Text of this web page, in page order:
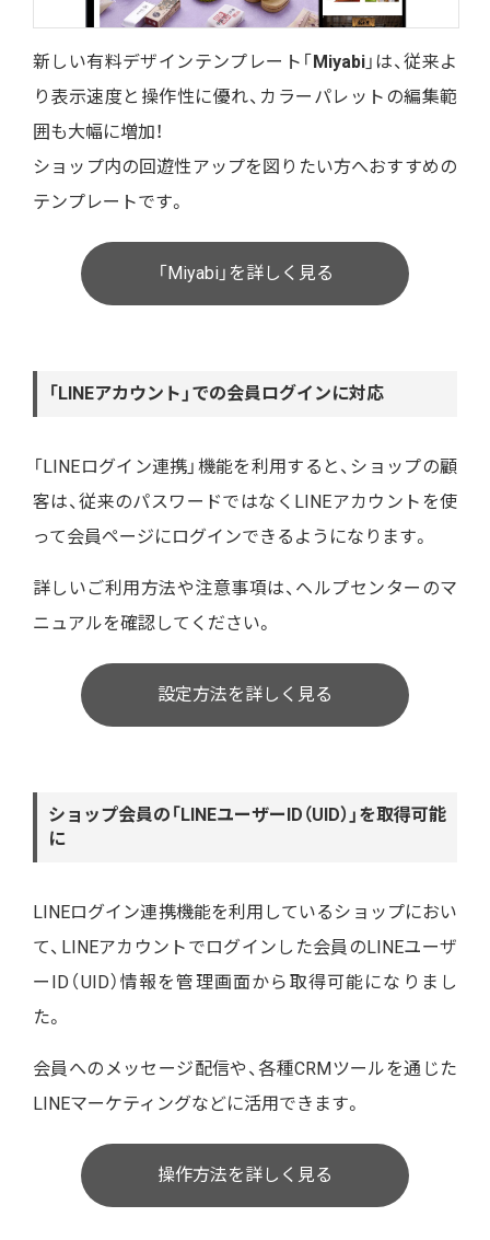
新しい有料デザインテンプレート「Miyabi」は、従来よ
り表示速度と操作性に優れ、カラーパレットの編集範
囲も大幅に増加！
ショップ内の回遊性アップを図りたい方へおすすめの
テンプレートです。
「Miyabi」を詳しく見る
「LINEアカウント」での会員ログインに対応
「LINEログイン連携」機能を利用すると、ショップの顧
客は、従来のパスワードではなくLINEアカウントを使
って会員ページにログインできるようになります。
詳しいご利用方法や注意事項は、ヘルプセンターのマ
ニュアルを確認してください。
設定方法を詳しく見る
ショップ会員の「LINEユーザーID（UID）」を取得可能
に
LINEログイン連携機能を利用しているショップにおい
て、LINEアカウントでログインした会員のLINEユーザ
ーID（UID）情報を管理画面から取得可能になりまし
た。
会員へのメッセージ配信や、各種CRMツールを通じた
LINEマーケティングなどに活用できます。
操作方法を詳しく見る